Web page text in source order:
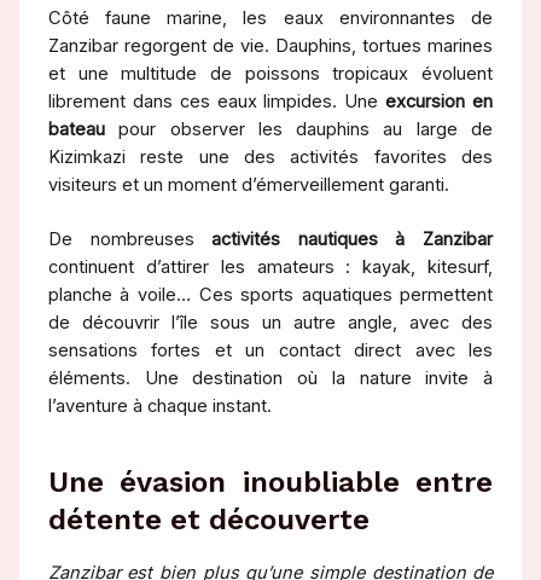
Côté faune marine, les eaux environnantes de
Zanzibar regorgent de vie. Dauphins, tortues marines
et une multitude de poissons tropicaux évoluent
librement dans ces eaux limpides. Uneexcursion en
bateaupour observer les dauphins au large de
Kizimkazi reste une des activités favorites des
visiteurs et un moment d’émerveillement garanti.
De nombreusesactivités nautiques à Zanzibar
continuent d’attirer les amateurs : kayak, kitesurf,
planche à voile… Ces sports aquatiques permettent
de découvrir l’île sous un autre angle, avec des
sensations fortes et un contact direct avec les
éléments. Une destination où la nature invite à
l’aventure à chaque instant.
Une évasion inoubliable entre
détente et découverte
Zanzibar est bien plus qu’une simple destination de